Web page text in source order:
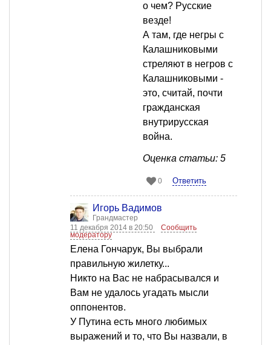
о чем? Русские
везде!
А там, где негры с
Калашниковыми
стреляют в негров с
Калашниковыми -
это, считай, почти
гражданская
внутрирусская
война.
Оценка статьи: 5
0 Ответить
Игорь Вадимов
Грандмастер
11 декабря 2014 в 20:50
Сообщить
модератору
Елена Гончарук, Вы выбрали
правильную жилетку...
Никто на Вас не набрасывался и
Вам не удалось угадать мысли
оппонентов.
У Путина есть много любимых
выражений и то, что Вы назвали, в